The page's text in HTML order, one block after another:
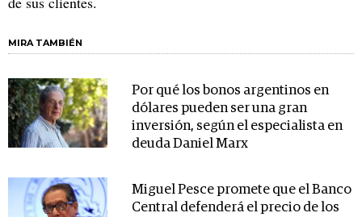
MIRA TAMBIÉN
Por qué los bonos argentinos en
dólares pueden ser una gran
inversión, según el especialista en
deuda Daniel Marx
Miguel Pesce promete que el Banco
Central defenderá el precio de los